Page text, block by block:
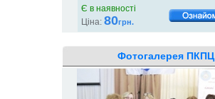
Є в наявності
Ціна: 80грн.
Фотогалерея ПКПЦ